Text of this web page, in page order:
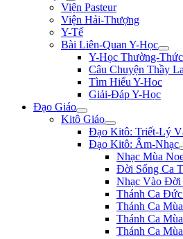
Viện Pasteur
Viện Hải-Thượng
Y-Tế
Bài Liên-Quan Y-Học
Y-Học Thường-Thức
Câu Chuyện Thầy
Tìm Hiểu Y-Hoc
Giải-Đáp Y-Học
Đạo Giáo
Kitô Giáo
Đạo Kitô: Triết-Lý
Đạo Kitô: Âm-Nhạc
Nhạc Mùa
Đời Sống Ca
Nhạc Vào Đời
Thánh Ca
Thánh Ca
Thánh Ca
Thánh Ca